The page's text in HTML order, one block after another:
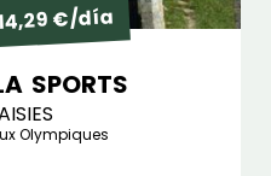
€/día
SPORTS
Olympiques